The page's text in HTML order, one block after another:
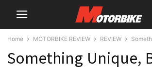
Home MOTORBIKE REVIEW REVIEW
Something Unique,